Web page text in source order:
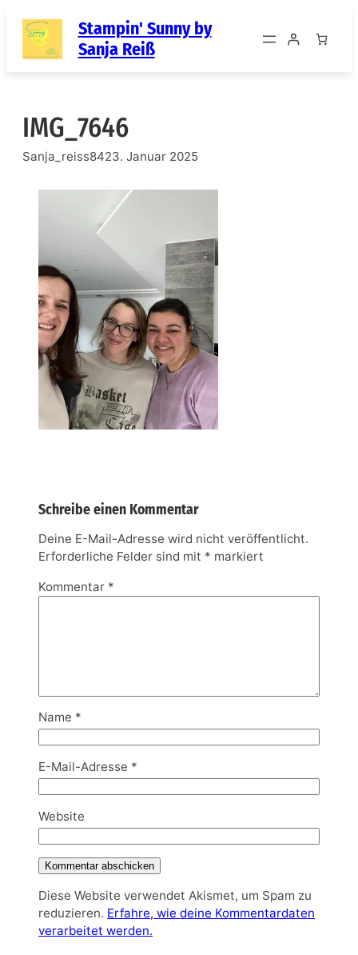
Inhalt
springen
Stampin' Sunny by
Sanja Reiß
IMG_7646
Sanja_reiss8423. Januar 2025
Schreibe einen Kommentar
Deine E-Mail-Adresse wird nicht veröffentlicht.
Erforderliche Felder sind mit * markiert
Kommentar *
Name *
E-Mail-Adresse *
Website
Diese Website verwendet Akismet, um Spam zu
reduzieren. Erfahre, wie deine Kommentardaten
verarbeitet werden.